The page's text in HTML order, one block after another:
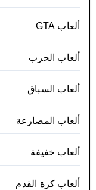
ألعاب GTA
ألعاب الحرب
ألعاب السباق
ألعاب المصارعة
ألعاب خفيفة
ألعاب كرة القدم